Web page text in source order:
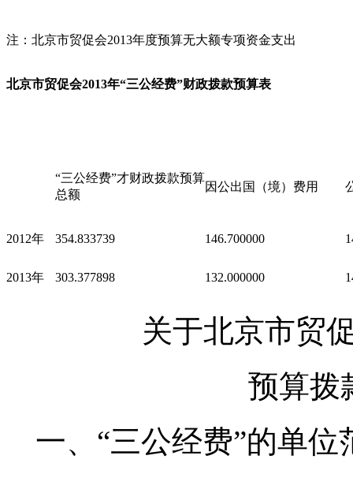
注：北京市贸促会2013年度预算无大额专项资金支出
北京市贸促会2013年“三公经费”财政拨款预算表
“三公经费”才财政拨款预算
总额
因公出国（境）费用
2012年 354.833739 146.700000
2013年 303.377898 132.000000
关于北京市贸
预算拨
一、“三公经费”的单位